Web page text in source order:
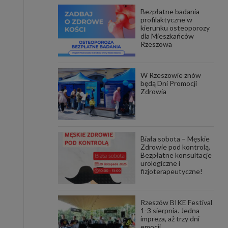
Aby
i ich
gdy
do
Bezpłatne badania
profilaktyczne w
kierunku osteoporozy
dla Mieszkańców
Rzeszowa
W Rzeszowie znów
będą Dni Promocji
Zdrowia
Biała sobota – Męskie
Zdrowie pod kontrolą.
Bezpłatne konsultacje
urologiczne i
fizjoterapeutyczne!
Rzeszów BIKE Festival
1-3 sierpnia. Jedna
impreza, aż trzy dni